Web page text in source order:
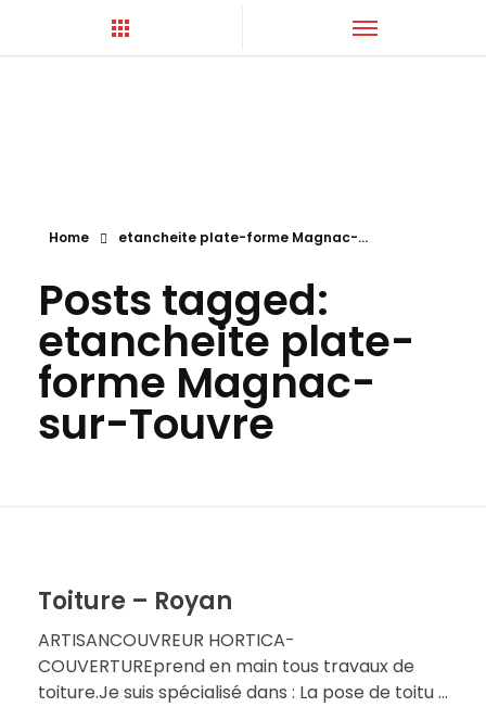
Home etancheite plate-forme Magnac-...
Posts tagged:
etancheite plate-
forme Magnac-
sur-Touvre
Toiture – Royan
ARTISANCOUVREUR HORTICA-
COUVERTUREprend en main tous travaux de
toiture.Je suis spécialisé dans : La pose de toitu ...